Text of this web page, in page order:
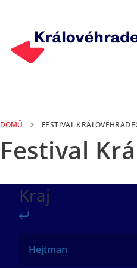
DOMŮ FESTIVAL
Festival
Kraj
Hejtman